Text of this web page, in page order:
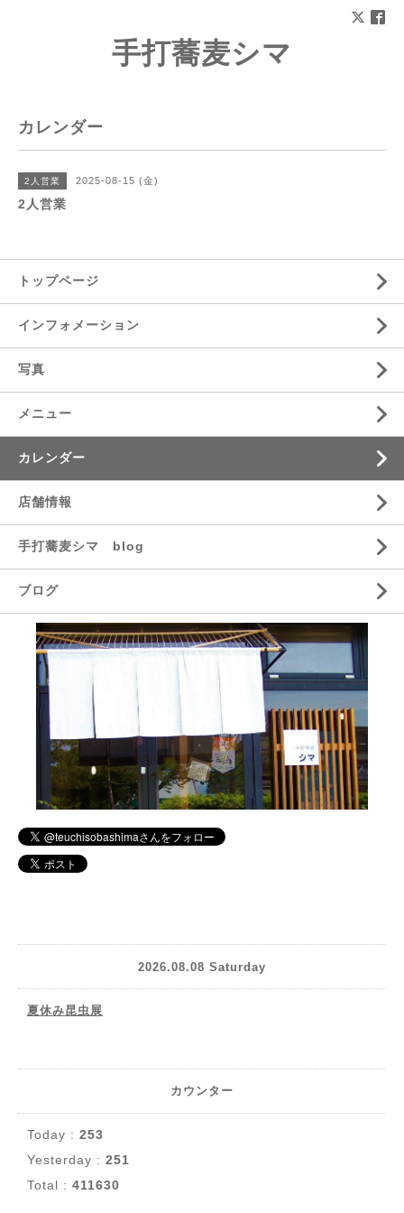
手打蕎麦シマ
カレンダー
2人営業 2025-08-15 (金)
2人営業
トップページ
インフォメーション
写真
メニュー
カレンダー
店舗情報
手打蕎麦シマ blog
ブログ
2026.08.08 Saturday
夏休み昆虫展
カウンター
Today : 253
Yesterday : 251
Total : 411630